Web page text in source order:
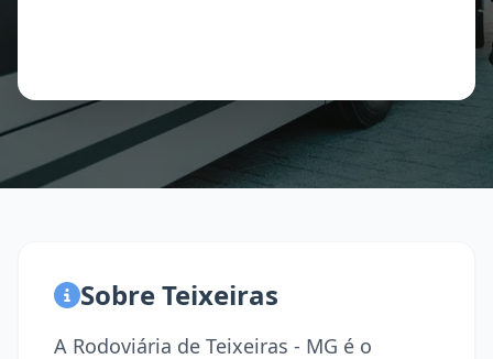
Sobre Teixeiras
A Rodoviária de Teixeiras - MG é o